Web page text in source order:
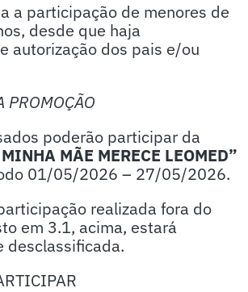
a participação de menores de
desde que haja
autorização dos pais e/ou
PROMOÇÃO
poderão participar da
MÃE MERECE LEOMED”
01/05/2026 – 27/05/2026.
realizada fora do
em 3.1, acima, estará
desclassificada.